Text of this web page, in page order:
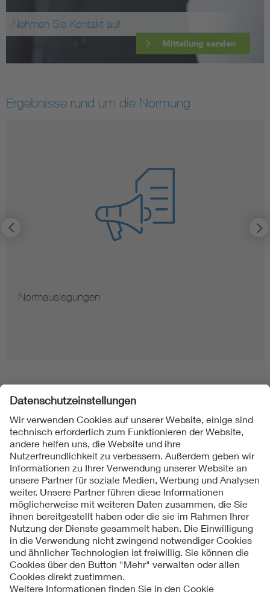
Nehmen Sie Kontakt auf
Mitteilung senden
Ergebnisse rund um die Normung
Normauslegungen
Folgen Sie uns
Kontakt
Impressum
Datenschutzinformationen